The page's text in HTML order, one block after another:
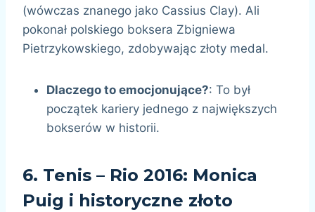
(wówczas znanego jako Cassius Clay). Ali
pokonał polskiego boksera Zbigniewa
Pietrzykowskiego, zdobywając złoty medal.
Dlaczego to emocjonujące?: To był
początek kariery jednego z największych
bokserów w historii.
6. Tenis – Rio 2016: Monica
Puig i historyczne złoto